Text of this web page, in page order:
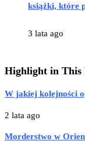
książki, które
3 lata ago
Highlight in This
W jakiej kolejności
2 lata ago
Morderstwo w